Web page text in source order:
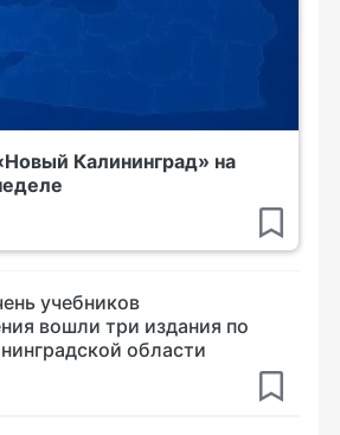
Калининград» на
учебников
вошли три издания по
области